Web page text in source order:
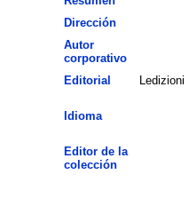
Dirección
Autor
corporativo
Editorial
Ledizioni
Idioma
Editor de la
colección